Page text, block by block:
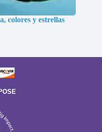
colores y estrellas